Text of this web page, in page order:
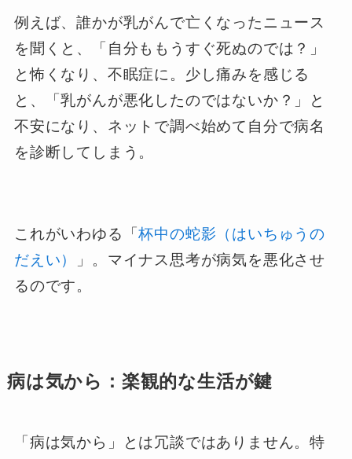
例えば、誰かが乳がんで亡くなったニュース
を聞くと、「自分ももうすぐ死ぬのでは？」
と怖くなり、不眠症に。少し痛みを感じる
と、「乳がんが悪化したのではないか？」と
不安になり、ネットで調べ始めて自分で病名
を診断してしまう。
これがいわゆる「杯中の蛇影（はいちゅうの
だえい）
」。マイナス思考が病気を悪化させ
るのです。
病は気から：楽観的な生活が鍵
「病は気から」とは冗談ではありません。特